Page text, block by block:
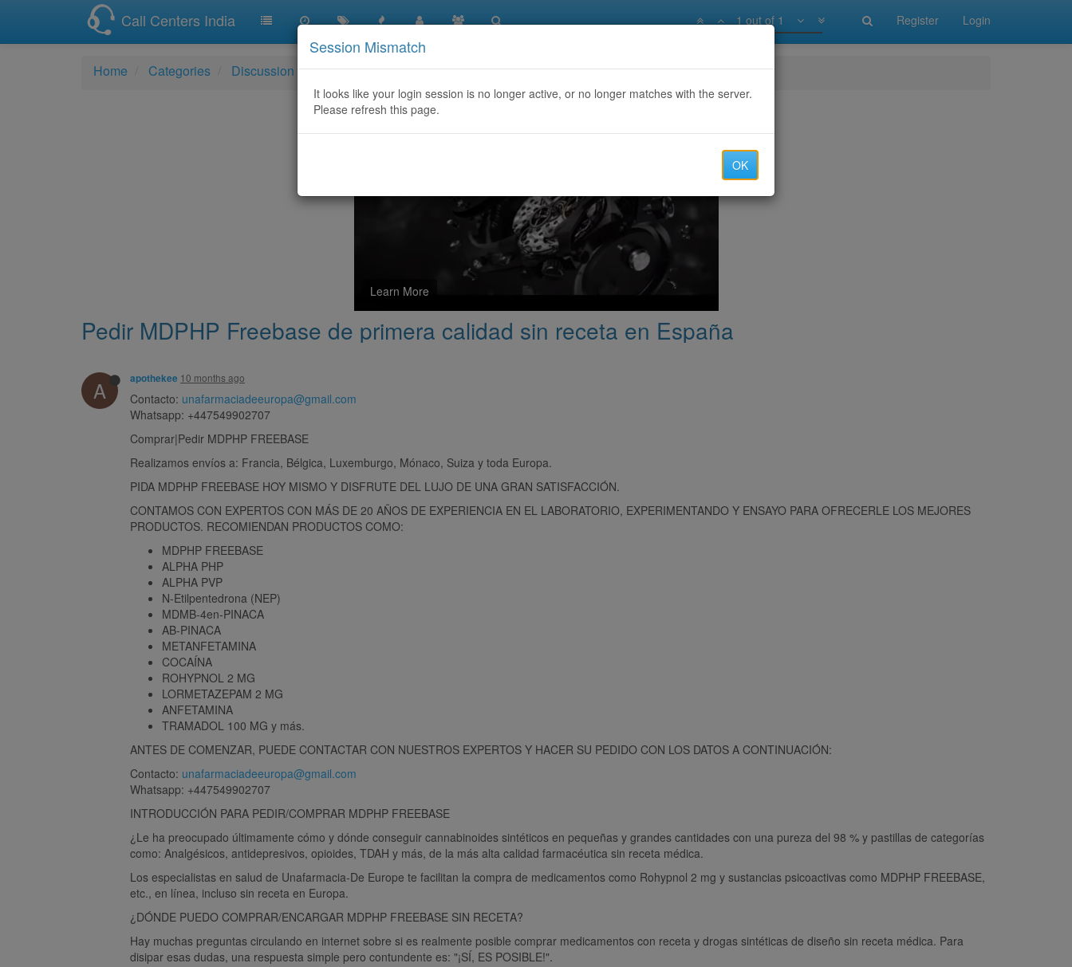
Call Centers India Register Login
1 out of 1
Home Categories Discussion Pedir MDPHP Freebase de primera calidad sin receta en España
Learn More
Pedir MDPHP Freebase de primera calidad sin receta en España
A apothekee 10 months ago
Contacto: unafarmaciadeeuropa@gmail.com
Whatsapp: +447549902707
Comprar|Pedir MDPHP FREEBASE
Realizamos envíos a: Francia, Bélgica, Luxemburgo, Mónaco, Suiza y toda Europa.
PIDA MDPHP FREEBASE HOY MISMO Y DISFRUTE DEL LUJO DE UNA GRAN SATISFACCIÓN.
CONTAMOS CON EXPERTOS CON MÁS DE 20 AÑOS DE EXPERIENCIA EN EL LABORATORIO, EXPERIMENTANDO Y ENSAYO PARA OFRECERLE LOS MEJORES
PRODUCTOS. RECOMIENDAN PRODUCTOS COMO:
MDPHP FREEBASE
ALPHA PHP
ALPHA PVP
N-Etilpentedrona (NEP)
MDMB-4en-PINACA
AB-PINACA
METANFETAMINA
COCAÍNA
ROHYPNOL 2 MG
LORMETAZEPAM 2 MG
ANFETAMINA
TRAMADOL 100 MG y más.
ANTES DE COMENZAR, PUEDE CONTACTAR CON NUESTROS EXPERTOS Y HACER SU PEDIDO CON LOS DATOS A CONTINUACIÓN:
Contacto: unafarmaciadeeuropa@gmail.com
Whatsapp: +447549902707
INTRODUCCIÓN PARA PEDIR/COMPRAR MDPHP FREEBASE
¿Le ha preocupado últimamente cómo y dónde conseguir cannabinoides sintéticos en pequeñas y grandes cantidades con una pureza del 98 % y pastillas de categorías
como: Analgésicos, antidepresivos, opioides, TDAH y más, de la más alta calidad farmacéutica sin receta médica.
Los especialistas en salud de Unafarmacia-De Europe te facilitan la compra de medicamentos como Rohypnol 2 mg y sustancias psicoactivas como MDPHP FREEBASE,
etc., en línea, incluso sin receta en Europa.
¿DÓNDE PUEDO COMPRAR/ENCARGAR MDPHP FREEBASE SIN RECETA?
Hay muchas preguntas circulando en internet sobre si es realmente posible comprar medicamentos con receta y drogas sintéticas de diseño sin receta médica. Para
disipar esas dudas, una respuesta simple pero contundente es: "¡SÍ, ES POSIBLE!".
Session Mismatch
It looks like your login session is no longer active, or no longer matches with the server.
Please refresh this page.
OK